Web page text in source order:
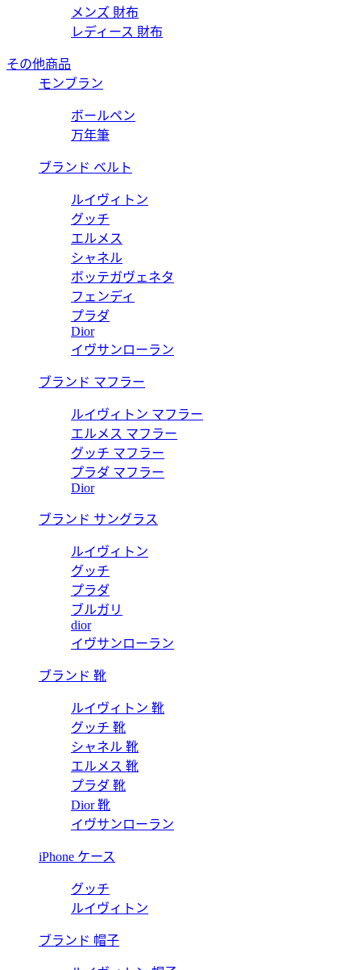
メンズ 財布
レディース 財布
その他商品
モンブラン
ボールペン
万年筆
ブランド ベルト
ルイヴィトン
グッチ
エルメス
シャネル
ボッテガヴェネタ
フェンディ
プラダ
Dior
イヴサンローラン
ブランド マフラー
ルイヴィトン マフラー
エルメス マフラー
グッチ マフラー
プラダ マフラー
Dior
ブランド サングラス
ルイヴィトン
グッチ
プラダ
ブルガリ
dior
イヴサンローラン
ブランド 靴
ルイヴィトン 靴
グッチ 靴
シャネル 靴
エルメス 靴
プラダ 靴
Dior 靴
イヴサンローラン
iPhone ケース
グッチ
ルイヴィトン
ブランド 帽子